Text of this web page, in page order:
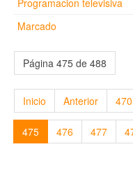
Marcado
Página 475 de 488
Inicio Anterior 470
475 476 477